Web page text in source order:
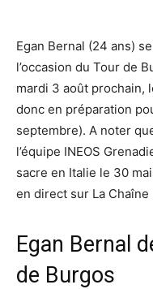
Egan Bernal (24 ans)
l’occasion du Tour de
mardi 3 août prochain,
donc en préparation
septembre). A noter
l’équipe INEOS
sacre en Italie le 30
en direct sur La Chaîne
Egan Bernal
de Burgos